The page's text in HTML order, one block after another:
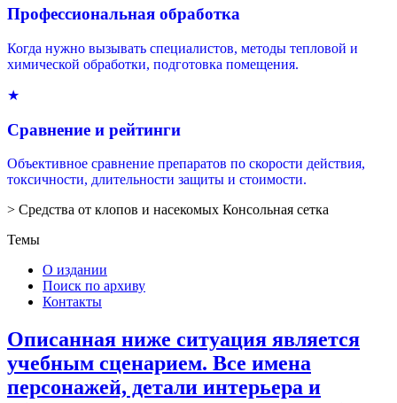
Профессиональная обработка
Когда нужно вызывать специалистов, методы тепловой и
химической обработки, подготовка помещения.
★
Сравнение и рейтинги
Объективное сравнение препаратов по скорости действия,
токсичности, длительности защиты и стоимости.
> Средства от клопов и насекомых Консольная сетка
Темы
О издании
Поиск по архиву
Контакты
Описанная ниже ситуация является
учебным сценарием. Все имена
персонажей, детали интерьера и